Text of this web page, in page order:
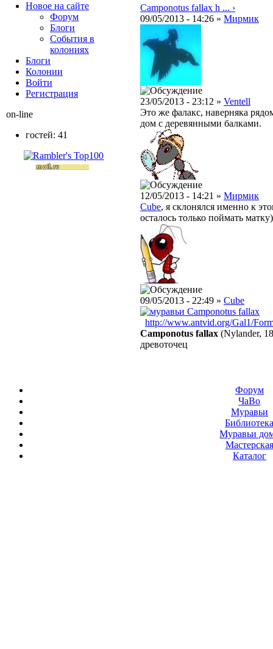
Camponotus fallax h ... ›
09/05/2013 - 14:26 » Мирмик
23/05/2013 - 23:12 » Ventell
Это же фалакс, наверняка
дом с деревянными балками.
12/05/2013 - 14:21 » Мирмик
Cube, я склонялся именно к
осталось только поймать
09/05/2013 - 22:49 » Cube
Camponotus fallax
http://www.antvid.org/Gal1/
Camponotus fallax (Nylander,
древоточец
Новое на сайте
Форум
Блоги
События в
колониях
Блоги
Колонии
Войти
Peгиcтpaция
on-line
гостей: 41
Форум
ЧаВо
Муравьи
Муравьи
Мастерская
Каталог